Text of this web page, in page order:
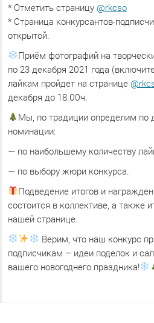
* Отметить страницу @rkcso
* Страница конкурсантов-
открытой.
Приём фотографий на
по 23 декабря 2021 года
лайкам пройдет на странице
декабря до 18.00ч.
Мы, по традиции определим по
номинации:
— по наибольшему количеству
— по выбору жюри конкурса.
Подведение итогов и
состоится в коллективе, а также
нашей странице.
Верим, что наш конкурс
подписчикам – идеи поделок и
вашего новогоднего праздника!